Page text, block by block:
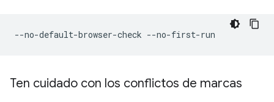
Ten cuidado con los conflictos de marcas